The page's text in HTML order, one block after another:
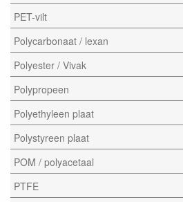
PET-vilt
Polycarbonaat / lexan
Polyester / Vivak
Polypropeen
Polyethyleen plaat
Polystyreen plaat
POM / polyacetaal
PTFE